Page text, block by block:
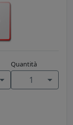
Quantità
1